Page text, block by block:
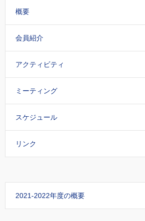
概要
会員紹介
アクティビティ
ミーティング
スケジュール
リンク
2021-2022年度の概要